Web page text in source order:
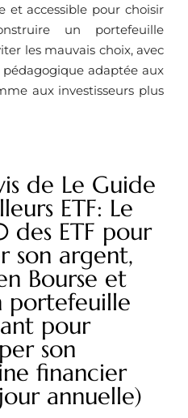
et accessible pour choisir
un portefeuille
les mauvais choix, avec
adaptée aux
aux investisseurs plus
de Le Guide
ETF: Le
des ETF pour
son argent,
Bourse et
portefeuille
pour
son
financier
annuelle)